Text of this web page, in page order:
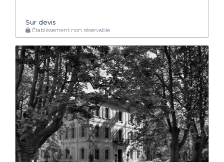
Sur devis
Établissement non réservable